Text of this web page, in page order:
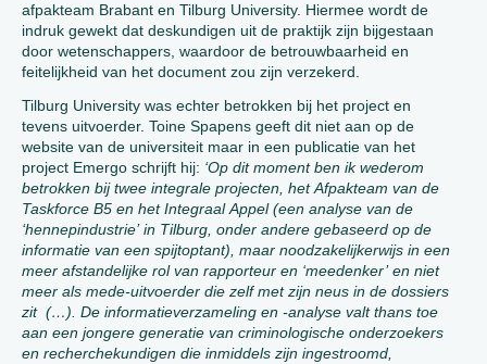
afpakteam Brabant en Tilburg University. Hiermee wordt de
indruk gewekt dat deskundigen uit de praktijk zijn bijgestaan
door wetenschappers, waardoor de betrouwbaarheid en
feitelijkheid van het document zou zijn verzekerd.
Tilburg University was echter betrokken bij het project en
tevens uitvoerder. Toine Spapens geeft dit niet aan op de
website van de universiteit maar in een publicatie van het
project Emergo schrijft hij: ‘Op dit moment ben ik wederom
betrokken bij twee integrale projecten, het Afpakteam van de
Taskforce B5 en het Integraal Appel (een analyse van de
‘hennepindustrie’ in Tilburg, onder andere gebaseerd op de
informatie van een spijtoptant), maar noodzakelijkerwijs in een
meer afstandelijke rol van rapporteur en ‘meedenker’ en niet
meer als mede-uitvoerder die zelf met zijn neus in de dossiers
zit (…). De informatieverzameling en -analyse valt thans toe
aan een jongere generatie van criminologische onderzoekers
en recherchekundigen die inmiddels zijn ingestroomd,